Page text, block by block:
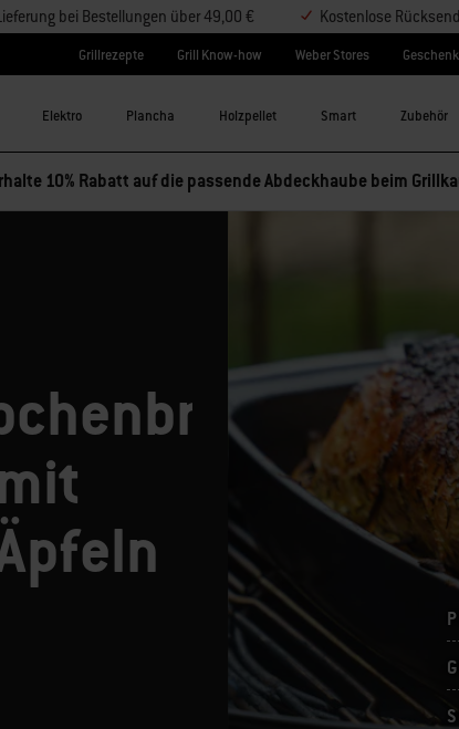
bei Bestellungen über 49,00 € Kostenlose
Grillrezepte Grill Know-how Weber Stores
Elektro Plancha Holzpellet Smart Zubehör
10% Rabatt auf die passende Abdeckhaube beim